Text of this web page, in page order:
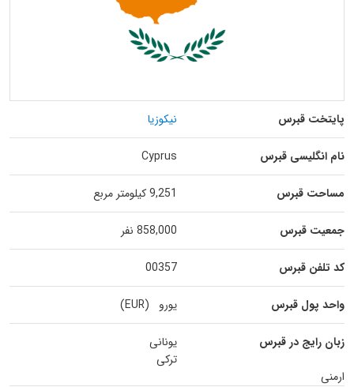
پایتخت قبرس نیکوزیا
نام انگلیسی قبرس Cyprus
مساحت قبرس 9,251 کیلومتر مربع
جمعیت قبرس 858,000 نفر
کد تلفن قبرس 00357
واحد پول قبرس یورو (EUR)
زبان رایج در قبرس
یونانی
ترکی
ارمنی